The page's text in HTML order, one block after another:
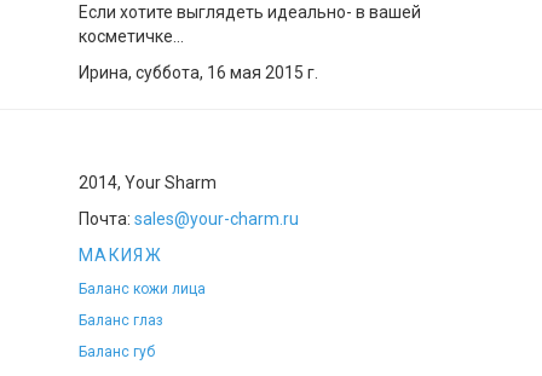
Если хотите выглядеть идеально- в вашей
косметичке...
Ирина, суббота, 16 мая 2015 г.
2014, Your Sharm
Почта: sales@your-charm.ru
МАКИЯЖ
Баланс кожи лица
Баланс глаз
Баланс губ